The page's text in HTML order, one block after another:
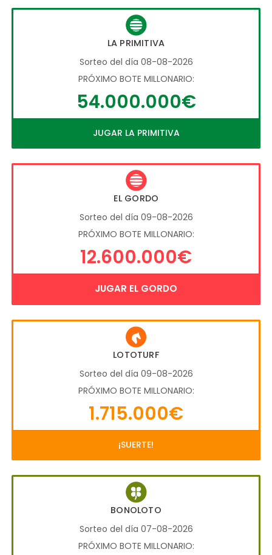
LA PRIMITIVA
Sorteo del día 08-08-2026
PRÓXIMO BOTE MILLONARIO:
54.000.000€
JUGAR LA PRIMITIVA
EL GORDO
Sorteo del día 09-08-2026
PRÓXIMO BOTE MILLONARIO:
12.600.000€
JUGAR EL GORDO
LOTOTURF
Sorteo del día 09-08-2026
PRÓXIMO BOTE MILLONARIO:
1.715.000€
¡SUERTE!
BONOLOTO
Sorteo del día 07-08-2026
PRÓXIMO BOTE MILLONARIO: